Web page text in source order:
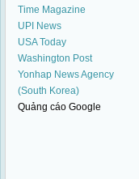
Time Magazine
UPI News
USA Today
Washington Post
Yonhap News Agency
(South Korea)
Quảng cáo Google